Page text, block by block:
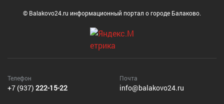
© Balakovo24.ru информационный портал о городе Балаково.
Телефон
+7 (937) 222-15-22
Почта
info@balakovo24.ru